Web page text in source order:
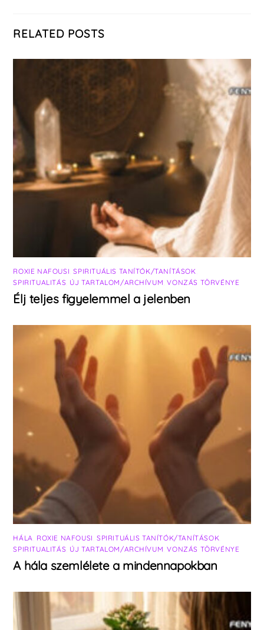
RELATED POSTS
ROXIE NAFOUSI ,SPIRITUÁLIS TANÍTÓK/TANÍTÁSOK
SPIRITUALITÁS ÚJ TARTALOM/ARCHÍVUM ,VONZÁS TÖRVÉNYE
Élj teljes figyelemmel a jelenben
HÁLA ROXIE NAFOUSI SPIRITUÁLIS TANÍTÓK/TANÍTÁSOK
SPIRITUALITÁS ÚJ TARTALOM/ARCHÍVUM ,VONZÁS TÖRVÉNYE
A hála szemlélete a mindennapokban